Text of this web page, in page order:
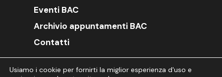
Eventi BAC
Archivio appuntamenti BAC
Contatti
Usiamo i cookie per fornirti la miglior esperienza d'uso e